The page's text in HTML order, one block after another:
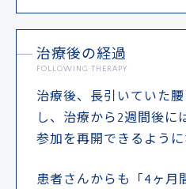
治療後の経過
FOLLOWING THERAPY
治療後、長引いていた
し、治療から2週間後に
参加を再開できるように
患者さんからも「4ヶ月